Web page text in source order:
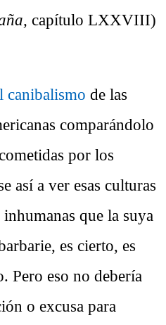
capítulo LXXVIII)
canibalismo de las
comparándolo
por los
así a ver esas culturas
que la suya
es cierto, es
Pero eso no debería
o excusa para